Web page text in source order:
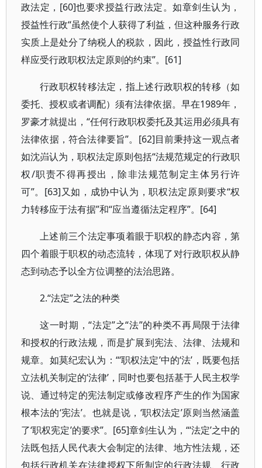
政法定，[60]也要求授益行政法定。如章剑生认为，
授益性行政“虽然使个人获得了利益，但这种服务行政
实质上是处分了纳税人的税款，因此，授益性行政同
样应受行政职权法定原则的约束”。[61]
行政职权转移法定，指上述行政职权的转移（如
委托、授权或者调配）须有法律依据。早在1989年，
罗豪才就提出，“任何行政职权委托及其运用必须具有
法律依据，符合法律要旨”。[62]目前秉持这一观点者
如沈岿认为，职权法定原则包括“法规范规定的行政职
权/职责不得再授出，除非法规范制定主体另行许
可”。[63]又如，成协中认为，职权法定原则要求“权
力转移应于法有据”和“应当遵循法定程序”。[64]
上述前三个法定事项着眼于职权的静态内容，第
四个着眼于职权的动态流转，体现了对行政职权从静
态到动态予以全方位调整的法治思路。
2.“法定”之法的种类
这一时期，“法定”之“法”的种类不再局限于法律
和授权的行政法规，而是扩展到宪法、法律、法规和
规章。如莫纪宏认为：“‘职权法定’中的‘法’，既要包括
立法机关制定的‘法律’，同时也要包括基于人民主权学
说、通过特定的宪法制定或修改程序产生的作为国家
根本法的‘宪法’。也就是说，‘职权法定’原则当然涵盖
了‘职权宪定’的要求”。[65]章剑生认为，“‘法定’之中的
法既包括人民代表大会制定的法律、地方性法规，还
包括行政机关在法律授权下所制定的行政法规、行政